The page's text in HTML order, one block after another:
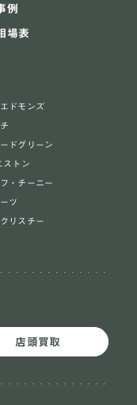
例
場表
ドモンズ
ドグリーン
ストン
・チーニー
ツ
リスチー
店頭買取